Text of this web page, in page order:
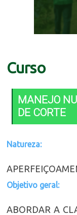
Curso
MANEJO
DE CORTE
Natureza:
Objetivo geral:
ABORDAR A